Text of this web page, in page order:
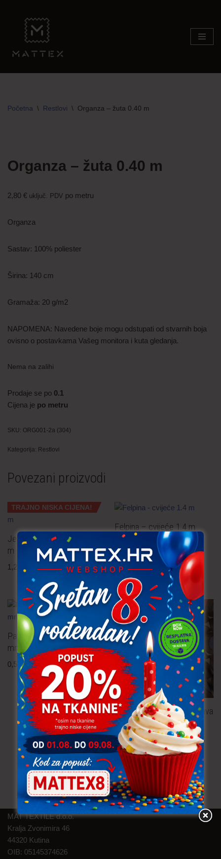
content
Početna \ Restlovi \ Organza – žuta 0.40 m
Organza – žuta 0.40 m
2,80 € uključ. PDV po metru
Organza
Sastav: 100% poliester
Širina: 140 cm
Gramaža: 20 g/m2
NAPOMENA: Navedene boje mogu odstupati od stvarnih boja
ovisno o postavkama Vašeg monitora i kuta gledanja.
Nema na zalihi
Prodaje se po 0.1
Cijena je po metru
SKU: ORG001-2a (304)
Kategorija: Restlovi
Povezani proizvodi
TRAJNO NISKA CIJENA!
Jersey – srca crvena 4.80
m
1,20 uključ. PDV po metru
Felpina – cvijeće 1.4 m
uključ. PDV po metru
Pamučna traka – čipka 18
mm off white 0.50 m
0,50€ uključ. PDV po metru
TRAJNO NISKA CIJENA!
Batist – tamno smeđa/plava
0.60 m
3,30€ uključ. PDV po metru
MAT TEXTILE d.o.o.
Kralja Zvonimira 46
44320 Kutina
OIB: 05145374626